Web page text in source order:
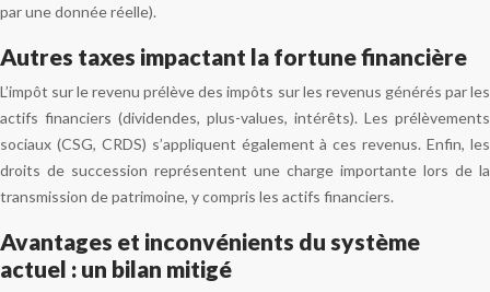
par une donnée réelle).
Autres taxes impactant la fortune financière
L’impôt sur le revenu prélève des impôts sur les revenus générés par les
actifs financiers (dividendes, plus-values, intérêts). Les prélèvements
sociaux (CSG, CRDS) s’appliquent également à ces revenus. Enfin, les
droits de succession représentent une charge importante lors de la
transmission de patrimoine, y compris les actifs financiers.
Avantages et inconvénients du système
actuel : un bilan mitigé